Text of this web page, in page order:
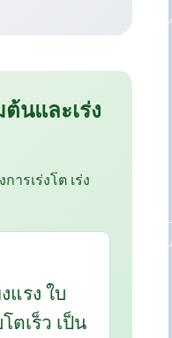
นและเร่ง
รเร่งโต เร่ง
แรง ใบ
ตเร็ว เป็น